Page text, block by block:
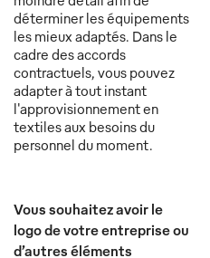
déterminer les équipements
les mieux adaptés. Dans le
cadre des accords
contractuels, vous pouvez
adapter à tout instant
l'approvisionnement en
textiles aux besoins du
personnel du moment.
Vous souhaitez avoir le
logo de votre entreprise ou
d’autres éléments